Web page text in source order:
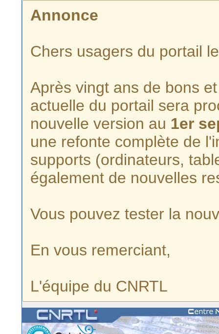
Annonce
Chers usagers du portail
Après vingt ans de bons
actuelle du portail sera
nouvelle version au 1er
une refonte complète de
supports (ordinateurs,
également de nouvelles
Vous pouvez tester la
En vous remerciant,
L'équipe du CNRTL